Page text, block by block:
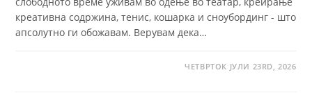
креативна содржина, тенис, кошарка и сноубординг - што
апсолутно ги обожавам. Верувам дека…
ЧЕТВРТОК ЈУЛИ 23RD, 2026